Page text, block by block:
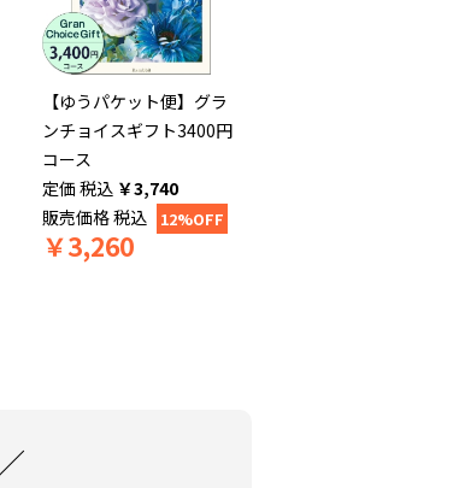
【ゆうパケット便】グラ
ンチョイスギフト3400円
コース
税込 ￥3,740
販売価格税込
￥3,260
12%OFF